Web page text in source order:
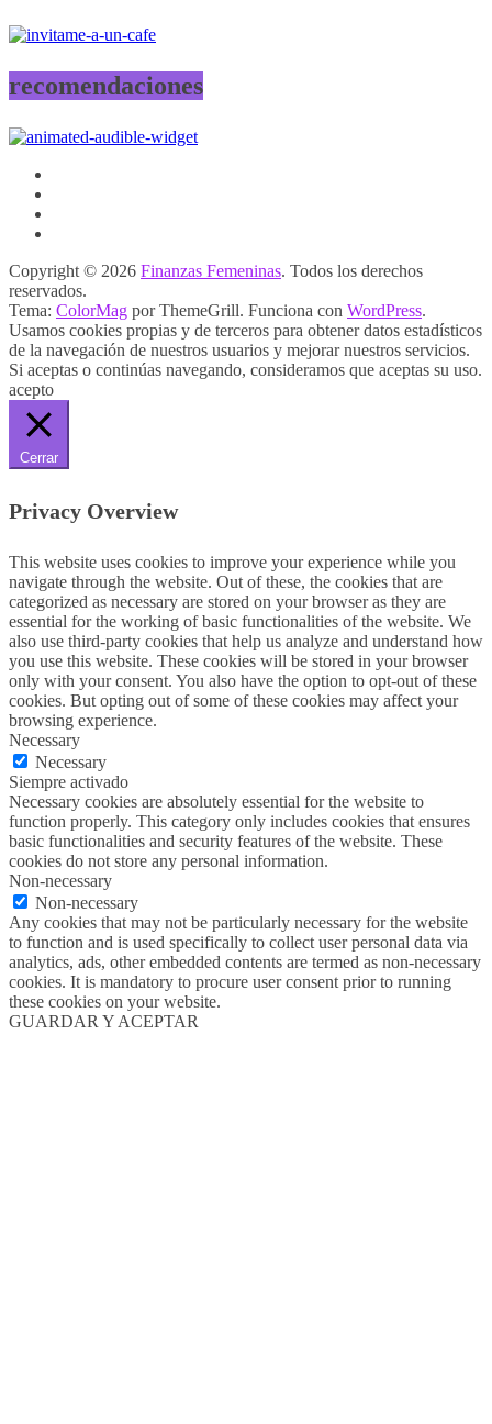
recomendaciones
Copyright © 2026 Finanzas Femeninas. Todos los derechos
reservados.
Tema: ColorMag por ThemeGrill. Funciona con WordPress.
Usamos cookies propias y de terceros para obtener datos estadísticos
de la navegación de nuestros usuarios y mejorar nuestros servicios.
Si aceptas o continúas navegando, consideramos que aceptas su uso.
acepto
Cerrar
Privacy Overview
This website uses cookies to improve your experience while you
navigate through the website. Out of these, the cookies that are
categorized as necessary are stored on your browser as they are
essential for the working of basic functionalities of the website. We
also use third-party cookies that help us analyze and understand how
you use this website. These cookies will be stored in your browser
only with your consent. You also have the option to opt-out of these
cookies. But opting out of some of these cookies may affect your
browsing experience.
Necessary
Necessary
Siempre activado
Necessary cookies are absolutely essential for the website to
function properly. This category only includes cookies that ensures
basic functionalities and security features of the website. These
cookies do not store any personal information.
Non-necessary
Non-necessary
Any cookies that may not be particularly necessary for the website
to function and is used specifically to collect user personal data via
analytics, ads, other embedded contents are termed as non-necessary
cookies. It is mandatory to procure user consent prior to running
these cookies on your website.
GUARDAR Y ACEPTAR